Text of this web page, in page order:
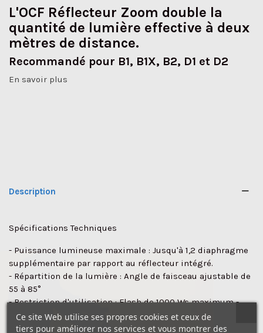
L'OCF Réflecteur Zoom double la
quantité de lumière effective à deux
mètres de distance.
Recommandé pour B1, B1X, B2, D1 et D2
En savoir plus
Description
Spécifications Techniques
- Puissance lumineuse maximale : Jusqu'à 1,2 diaphragme
supplémentaire par rapport au réflecteur intégré.
- Répartition de la lumière : Angle de faisceau ajustable de
55 à 85°
- Restriction d'utilisation : Flash de 1000 Ws maximum -
Lampe pilote de 300 W maximum
- Dimensions : Diamètre : 150 mm - Profondeur : 140 mm
Ce site Web utilise ses propres cookies et ceux de
tiers pour améliorer nos services et vous montrer des